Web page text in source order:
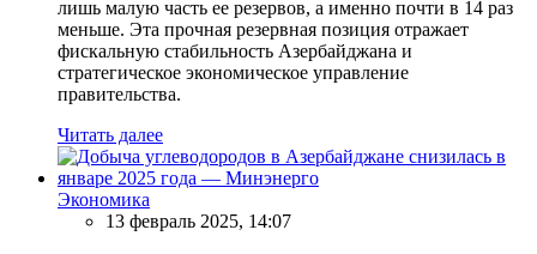
лишь малую часть ее резервов, а именно почти в 14 раз
меньше. Эта прочная резервная позиция отражает
фискальную стабильность Азербайджана и
стратегическое экономическое управление
правительства.
Читать далее
Экономика
13 февраль 2025, 14:07